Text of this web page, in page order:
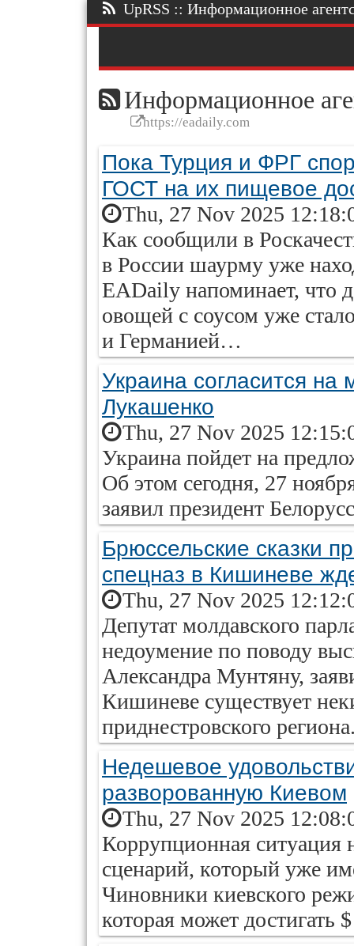
UpRSS :: Информационное
Информационное
https://eadaily.com
Пока Турция и ФРГ
ГОСТ на их пищевое
Thu, 27 Nov 2025
Как сообщили в
в России шаурму уже
EADaily напоминает, что
овощей с соусом уже
и Германией…
Украина согласится
Лукашенко
Thu, 27 Nov 2025
Украина пойдет на
Об этом сегодня, 27
заявил президент
Брюссельские сказки
спецназ в Кишиневе
Thu, 27 Nov 2025
Депутат молдавского
недоумение по поводу
Александра Мунтяну,
Кишиневе существует
приднестровского
Недешевое
разворованную Киевом
Thu, 27 Nov 2025
Коррупционная ситуация
сценарий, который уже
Чиновники киевского
которая может достигать